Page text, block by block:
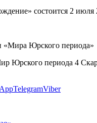
состоится 2 июля
Юрского периода 4
TelegramViber